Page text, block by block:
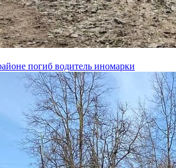
погиб водитель иномарки